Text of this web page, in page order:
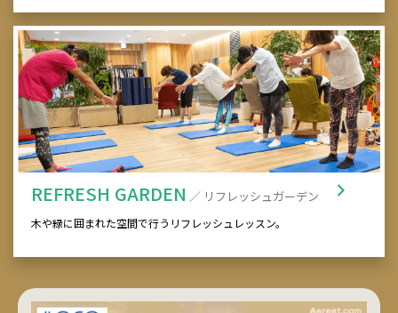
REFRESH GARDEN ／ リフレッシュガーデン
木や緑に囲まれた空間で行うリフレッシュレッスン。